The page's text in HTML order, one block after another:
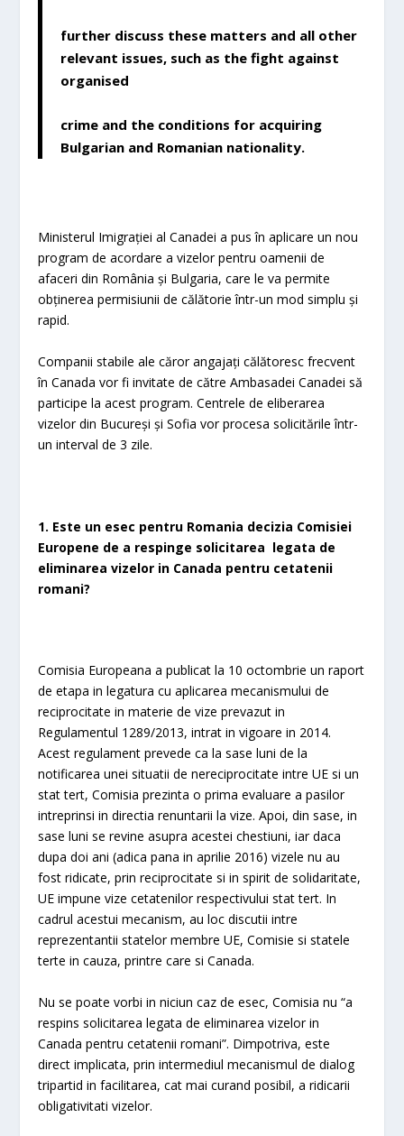
further discuss these matters and all other
relevant issues, such as the fight against
organised
crime and the conditions for acquiring
Bulgarian and Romanian nationality.
Ministerul Imigrației al Canadei a pus în aplicare un nou
program de acordare a vizelor pentru oamenii de
afaceri din România și Bulgaria, care le va permite
obținerea permisiunii de călătorie într-un mod simplu și
rapid.
Companii stabile ale căror angajați călătoresc frecvent
în Canada vor fi invitate de către Ambasadei Canadei să
participe la acest program. Centrele de eliberarea
vizelor din Bucureși și Sofia vor procesa solicitările într-
un interval de 3 zile.
1. Este un esec pentru Romania decizia Comisiei
Europene de a respinge solicitarea legata de
eliminarea vizelor in Canada pentru cetatenii
romani?
Comisia Europeana a publicat la 10 octombrie un raport
de etapa in legatura cu aplicarea mecanismului de
reciprocitate in materie de vize prevazut in
Regulamentul 1289/2013, intrat in vigoare in 2014.
Acest regulament prevede ca la sase luni de la
notificarea unei situatii de nereciprocitate intre UE si un
stat tert, Comisia prezinta o prima evaluare a pasilor
intreprinsi in directia renuntarii la vize. Apoi, din sase, in
sase luni se revine asupra acestei chestiuni, iar daca
dupa doi ani (adica pana in aprilie 2016) vizele nu au
fost ridicate, prin reciprocitate si in spirit de solidaritate,
UE impune vize cetatenilor respectivului stat tert. In
cadrul acestui mecanism, au loc discutii intre
reprezentantii statelor membre UE, Comisie si statele
terte in cauza, printre care si Canada.
Nu se poate vorbi in niciun caz de esec, Comisia nu “a
respins solicitarea legata de eliminarea vizelor in
Canada pentru cetatenii romani”. Dimpotriva, este
direct implicata, prin intermediul mecanismul de dialog
tripartid in facilitarea, cat mai curand posibil, a ridicarii
obligativitati vizelor.